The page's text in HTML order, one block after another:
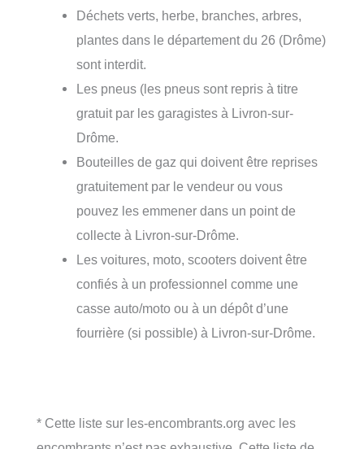
Déchets verts, herbe, branches, arbres,
plantes dans le département du 26 (Drôme)
sont interdit.
Les pneus (les pneus sont repris à titre
gratuit par les garagistes à Livron-sur-
Drôme.
Bouteilles de gaz qui doivent être reprises
gratuitement par le vendeur ou vous
pouvez les emmener dans un point de
collecte à Livron-sur-Drôme.
Les voitures, moto, scooters doivent être
confiés à un professionnel comme une
casse auto/moto ou à un dépôt d’une
fourrière (si possible) à Livron-sur-Drôme.
* Cette liste sur les-encombrants.org avec les